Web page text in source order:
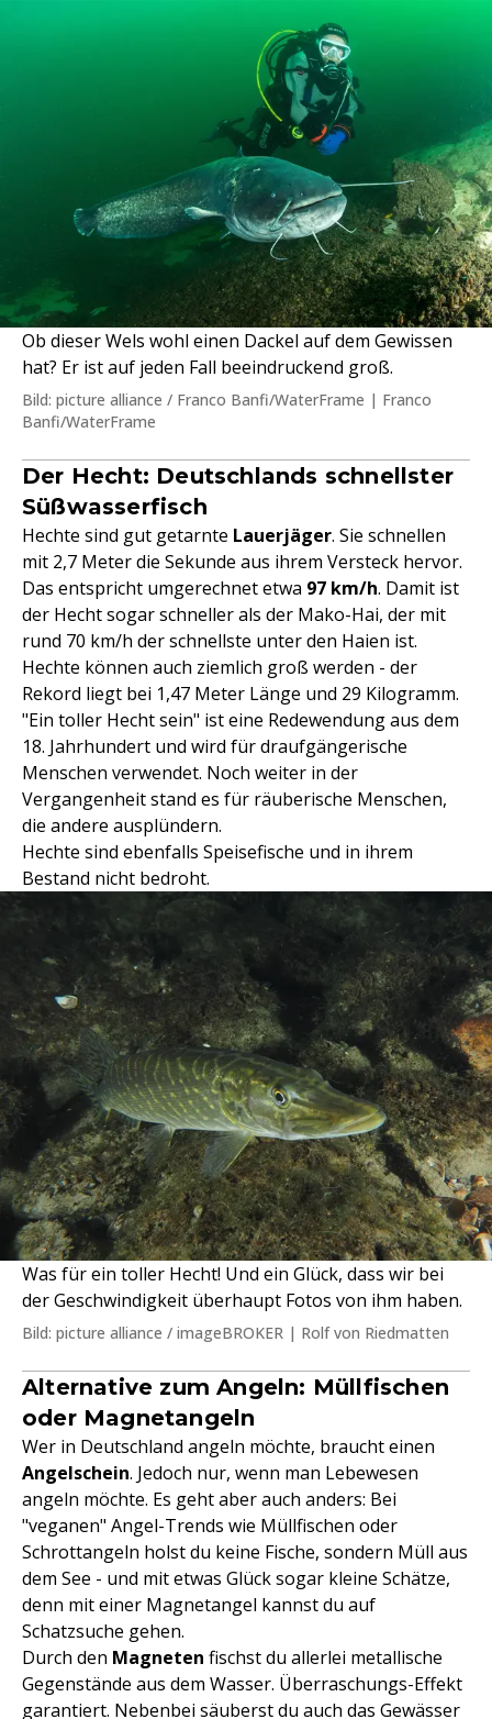
Ob dieser Wels wohl einen Dackel auf dem Gewissen
hat? Er ist auf jeden Fall beeindruckend groß.
Bild: picture alliance / Franco Banfi/WaterFrame | Franco
Banfi/WaterFrame
Der Hecht: Deutschlands schnellster
Süßwasserfisch
Hechte sind gut getarnte Lauerjäger. Sie schnellen
mit 2,7 Meter die Sekunde aus ihrem Versteck hervor.
Das entspricht umgerechnet etwa 97 km/h. Damit ist
der Hecht sogar schneller als der Mako-Hai, der mit
rund 70 km/h der schnellste unter den Haien ist.
Hechte können auch ziemlich groß werden - der
Rekord liegt bei 1,47 Meter Länge und 29 Kilogramm.
"Ein toller Hecht sein" ist eine Redewendung aus dem
18. Jahrhundert und wird für draufgängerische
Menschen verwendet. Noch weiter in der
Vergangenheit stand es für räuberische Menschen,
die andere ausplündern.
Hechte sind ebenfalls Speisefische und in ihrem
Bestand nicht bedroht.
Was für ein toller Hecht! Und ein Glück, dass wir bei
der Geschwindigkeit überhaupt Fotos von ihm haben.
Bild: picture alliance / imageBROKER | Rolf von Riedmatten
Alternative zum Angeln: Müllfischen
oder Magnetangeln
Wer in Deutschland angeln möchte, braucht einen
Angelschein. Jedoch nur, wenn man Lebewesen
angeln möchte. Es geht aber auch anders: Bei
"veganen" Angel-Trends wie Müllfischen oder
Schrottangeln holst du keine Fische, sondern Müll aus
dem See - und mit etwas Glück sogar kleine Schätze,
denn mit einer Magnetangel kannst du auf
Schatzsuche gehen.
Durch den Magneten fischst du allerlei metallische
Gegenstände aus dem Wasser. Überraschungs-Effekt
garantiert. Nebenbei säuberst du auch das Gewässer